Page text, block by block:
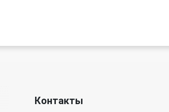
Контакты